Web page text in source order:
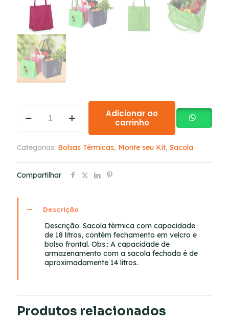
Adicionar ao
carrinho
Categorias: Bolsas Térmicas, Monte seu Kit, Sacola
Compartilhar
Descrição
Descrição:Sacola térmica com capacidade
de 18 litros, contém fechamento em velcro e
bolso frontal. Obs.: A capacidade de
armazenamento com a sacola fechada é de
aproximadamente 14 litros.
Produtos relacionados